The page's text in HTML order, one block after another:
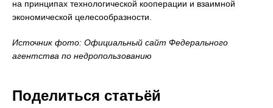
на принципах технологической кооперации и взаимной
экономической целесообразности.
Источник фото: Официальный сайт Федерального
агентства по недропользованию
Поделиться статьёй